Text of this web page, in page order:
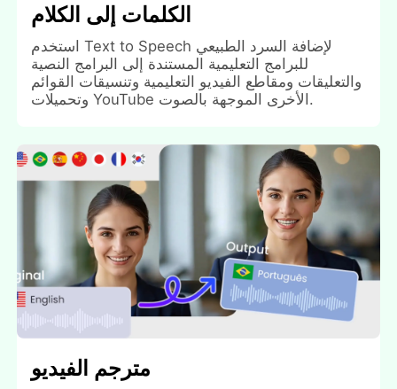
الكلمات إلى الكلام
استخدم Text to Speech لإضافة السرد الطبيعي
للبرامج التعليمية المستندة إلى البرامج النصية
والتعليقات ومقاطع الفيديو التعليمية وتنسيقات القوائم
وتحميلات YouTube الأخرى الموجهة بالصوت.
مترجم الفيديو